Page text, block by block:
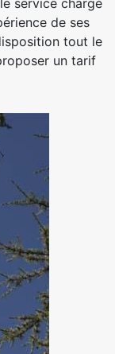
de ses
tout le
un tarif